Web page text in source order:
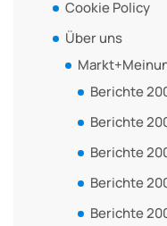
Cookie Policy
Über uns
Berichte
Berichte
Berichte
Berichte
Berichte